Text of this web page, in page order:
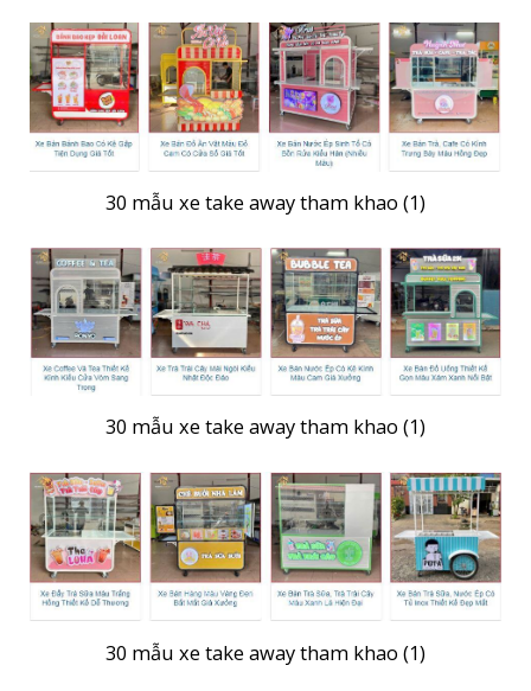
30 mẫu xe take away tham khao (1)
30 mẫu xe take away tham khao (1)
30 mẫu xe take away tham khao (1)